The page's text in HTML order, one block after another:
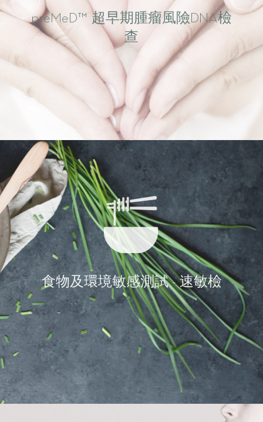
preMeD™ 超早期腫瘤風險DNA檢
查
食物及環境敏感測試 - 速敏檢